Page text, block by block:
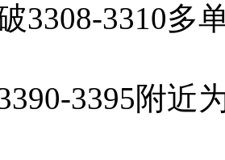
3310多
3395附近